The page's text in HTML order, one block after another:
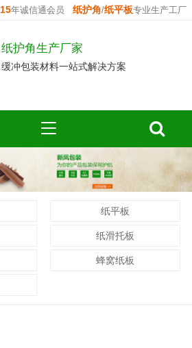
15年诚信通会员 纸护角/纸平板专业生产工厂
纸护角生产厂家
缓冲包装材料一站式解决方案
纸平板
纸滑托板
蜂窝纸板